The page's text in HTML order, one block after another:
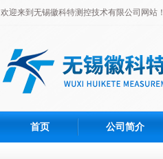
欢迎来到无锡徽科特测控技术有限公司网站！
首页 公司简介